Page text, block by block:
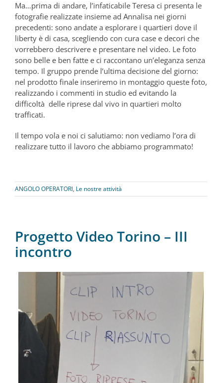
Ma…prima di andare, l’infaticabile Teresa ci presenta le
fotografie realizzate insieme ad Annalisa nei giorni
precedenti: sono andate a esplorare i quartieri dove il
liberty è di casa, scegliendo con cura case e decori che
vorrebbero descrivere e presentare nel video. Le foto
sono belle e ben fatte e ci raccontano un’eleganza senza
tempo. Il gruppo prende l’ultima decisione del giorno:
nel prodotto finale inseriremo in montaggio queste foto,
realizzando i commenti in studio ed evitando la
difficoltà delle riprese dal vivo in quartieri molto
trafficati.
Il tempo vola e noi ci salutiamo: non vediamo l’ora di
realizzare tutto il lavoro che abbiamo programmato!
ANGOLO OPERATORI, Le nostre attività
Progetto Video Torino – III
incontro